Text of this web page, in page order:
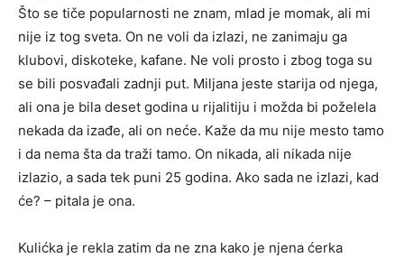
Što se tiče popularnosti ne znam, mlad je momak, ali mi
nije iz tog sveta. On ne voli da izlazi, ne zanimaju ga
klubovi, diskoteke, kafane. Ne voli prosto i zbog toga su
se bili posvađali zadnji put. Miljana jeste starija od njega,
ali ona je bila deset godina u rijalitiju i možda bi poželela
nekada da izađe, ali on neće. Kaže da mu nije mesto tamo
i da nema šta da traži tamo. On nikada, ali nikada nije
izlazio, a sada tek puni 25 godina. Ako sada ne izlazi, kad
će? – pitala je ona.
Kulićka je rekla zatim da ne zna kako je njena ćerka